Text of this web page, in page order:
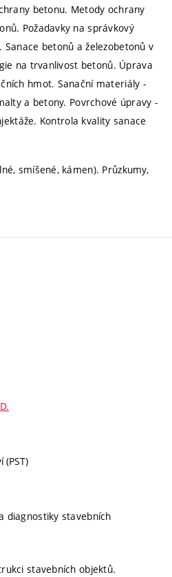
betonu. Metody ochrany
Požadavky na správkový
betonů a železobetonů v
na trvanlivost betonů. Úprava
hmot. Sanační materiály -
a betony. Povrchové úpravy -
Kontrola kvality sanace
smíšené, kámen). Průzkumy,
(PST)
diagnostiky stavebních
stavebních objektů.